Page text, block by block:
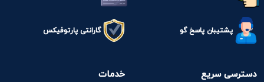
پشتیبان پاسخ گو گارانتی پارتوفیکس
دسترسی سریع خدمات